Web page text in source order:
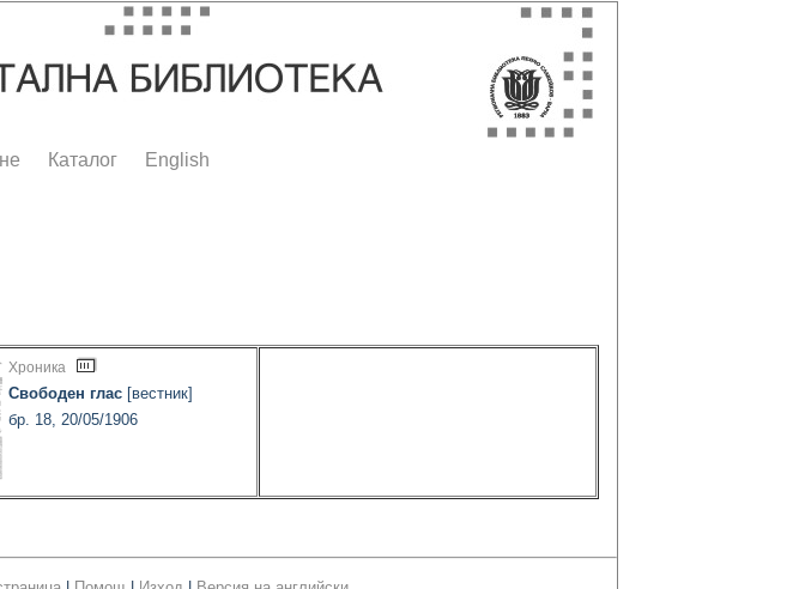
Каталог English
Хроника
Свободен глас [вестник]
бр. 18, 20/05/1906